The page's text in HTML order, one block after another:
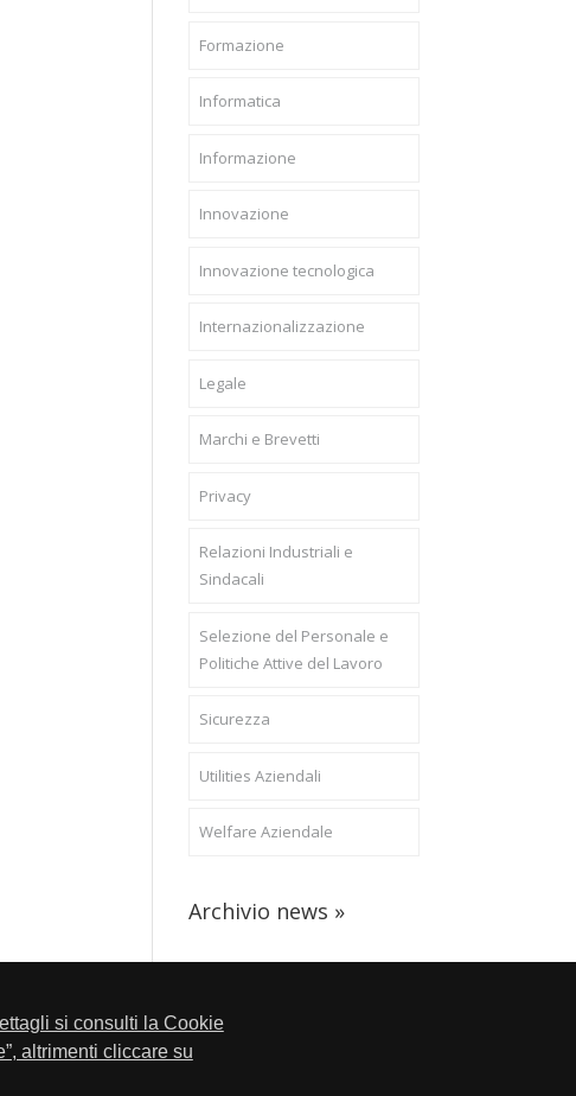
si consulti la Cookie
altrimenti cliccare su
Formazione
Informatica
Informazione
Innovazione
Innovazione tecnologica
Internazionalizzazione
Legale
Marchi e Brevetti
Privacy
Relazioni Industriali e
Sindacali
Selezione del Personale e
Politiche Attive del Lavoro
Sicurezza
Utilities Aziendali
Welfare Aziendale
Archivio news »